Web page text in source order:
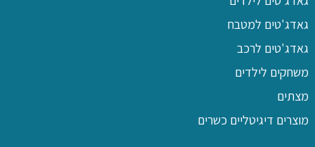
גאדג'טים למטבח
גאדג'טים לרכב
משחקים לילדים
מצתים
מוצרים דיגיטליים כשרים